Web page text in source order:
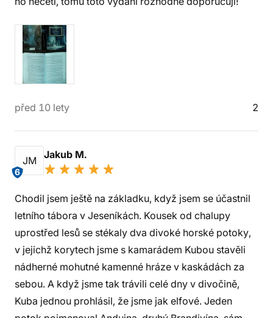
před 10 lety 2
JM
6
Jakub M.
Chodil jsem ještě na základku, když jsem se účastnil
letního tábora v Jeseníkách. Kousek od chalupy
uprostřed lesů se stékaly dva divoké horské potoky,
v jejichž korytech jsme s kamarádem Kubou stavěli
nádherné mohutné kamenné hráze v kaskádách za
sebou. A když jsme tak trávili celé dny v divočině,
Kuba jednou prohlásil, že jsme jak elfové. Jeden